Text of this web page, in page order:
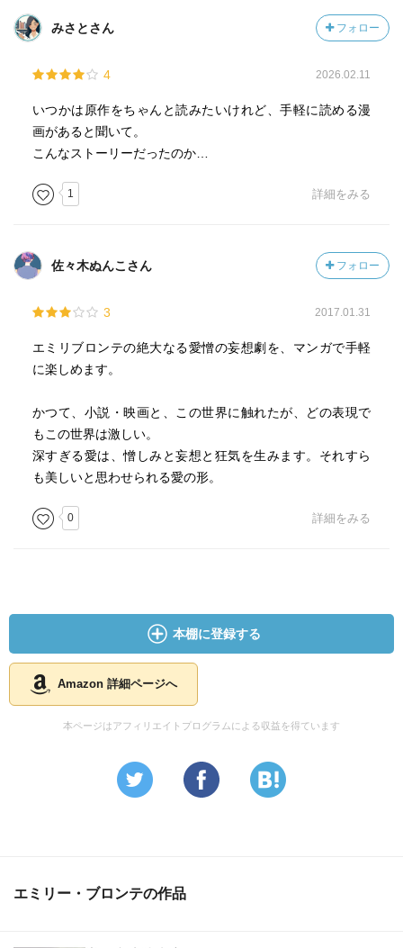
みさとさん フォロー
4 2026.02.11
いつかは原作をちゃんと読みたいけれど、手軽に読める漫
画があると聞いて。
こんなストーリーだったのか…
1 詳細をみる
佐々木ぬんこさん フォロー
3 2017.01.31
エミリブロンテの絶大なる愛憎の妄想劇を、マンガで手軽
に楽しめます。
かつて、小説・映画と、この世界に触れたが、どの表現で
もこの世界は激しい。
深すぎる愛は、憎しみと妄想と狂気を生みます。それすら
も美しいと思わせられる愛の形。
0 詳細をみる
本棚に登録する
Amazon 詳細ページへ
本ページはアフィリエイトプログラムによる収益を得ています
エミリー・ブロンテの作品